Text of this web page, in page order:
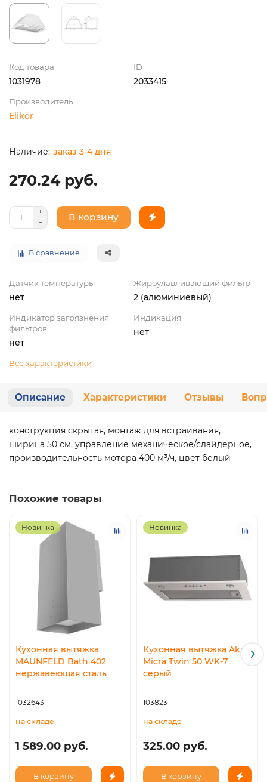
Код товара
1031978
ID
2033415
Производитель
Elikor
заказ 3-4 дня
270.24 руб.
В корзину
В сравнение
Датчик температуры
нет
Жироулавливающий фильтр
2 (алюминиевый)
Индикатор загрязнения
фильтров
нет
Индикация
нет
Все характеристики
Описание Характеристики Отзывы
конструкция скрытая, монтаж для встраивания,
ширина 50 см, управление механическое/слайдерное,
производительность мотора 400 м³/ч, цвет белый
Похожие товары
Новинка
Кухонная вытяжка
MAUNFELD Bath 402
нержавеющая сталь
1032643
на складе
1 589.00 руб.
В корзину
Новинка
Кухонная вытяжка Akpo
Micra Twin 50 WK-7
серый
1038231
на складе
325.00 руб.
В корзину